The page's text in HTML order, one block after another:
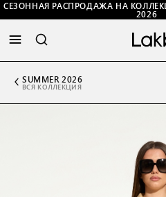
СЕЗОННАЯ РАСПРОДАЖА НА
2026
SUMMER 2026
ВСЯ КОЛЛЕКЦИЯ